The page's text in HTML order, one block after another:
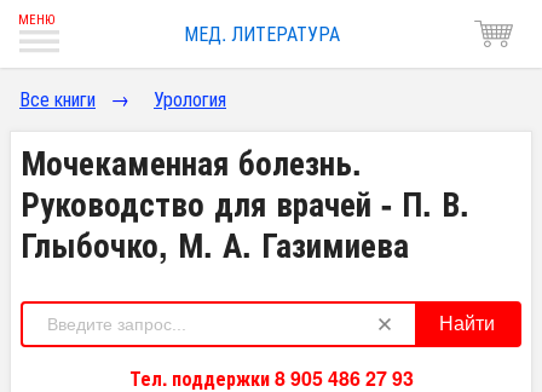
МЕД. ЛИТЕРАТУРА
Все книги → Урология
Мочекаменная болезнь.
Руководство для врачей - П. В.
Глыбочко, М. А. Газимиева
Найти
Тел. поддержки 8 905 486 27 93